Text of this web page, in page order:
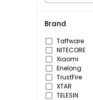
Brand
Taffware
NITECORE
Xiaomi
Enelong
TrustFire
XTAR
TELESIN